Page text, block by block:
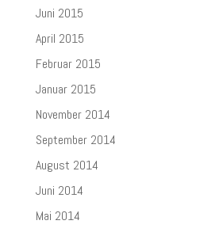
Juni 2015
April 2015
Februar 2015
Januar 2015
November 2014
September 2014
August 2014
Juni 2014
Mai 2014